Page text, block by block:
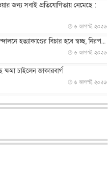
জন্য সবাই প্রতিযোগিতায় নেমেছে :
৬ আগস্ট, ২০২৬
হত্যাকাণ্ডের বিচার হবে স্বচ্ছ, নিরপ...
৬ আগস্ট, ২০২৬
চাইলেন জাকারবার্গ
৬ আগস্ট, ২০২৬
ও যাত্রীবাহী বিমান মুখোমুখি, তদন্...
৬ আগস্ট, ২০২৬
সর্বোচ্চ রানের মালিক এখন জস বাটলার